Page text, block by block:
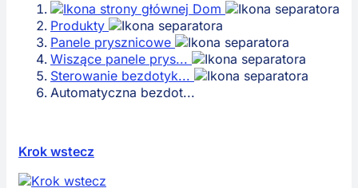
Dom
Produkty
Panele prysznicowe
Wiszące panele prys...
Sterowanie bezdotyk...
Automatyczna bezdot...
Krok wstecz